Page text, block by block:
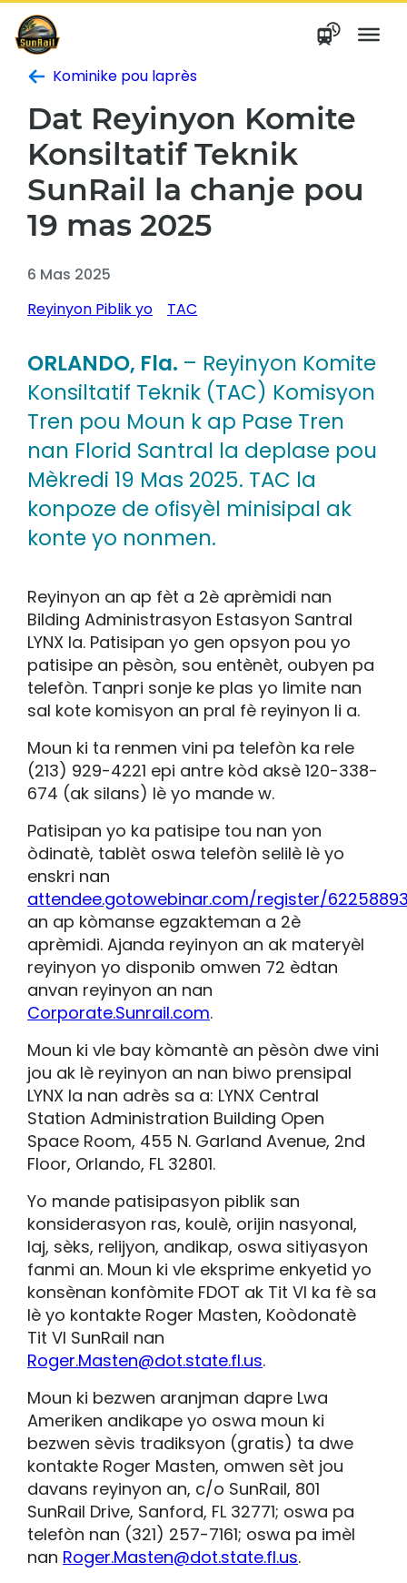
Ale
nan
kontni
Kominike pou laprès
Dat Reyinyon Komite
Konsiltatif Teknik
SunRail la chanje pou
19 mas 2025
6 Mas 2025
Reyinyon Piblik yo
TAC
ORLANDO, Fla. – Reyinyon Komite
Konsiltatif Teknik (TAC) Komisyon
Tren pou Moun k ap Pase Tren
nan Florid Santral la deplase pou
Mèkredi 19 Mas 2025. TAC la
konpoze de ofisyèl minisipal ak
konte yo nonmen.
Reyinyon an ap fèt a 2è aprèmidi nan
Bilding Administrasyon Estasyon Santral
LYNX la. Patisipan yo gen opsyon pou yo
patisipe an pèsòn, sou entènèt, oubyen pa
telefòn. Tanpri sonje ke plas yo limite nan
sal kote komisyon an pral fè reyinyon li a.
Moun ki ta renmen vini pa telefòn ka rele
(213) 929-4221 epi antre kòd aksè 120-338-
674 (ak silans) lè yo mande w.
Patisipan yo ka patisipe tou nan yon
òdinatè, tablèt oswa telefòn selilè lè yo
enskri nan
attendee.gotowebinar.com/register/
an ap kòmanse egzakteman a 2è
aprèmidi. Ajanda reyinyon an ak materyèl
reyinyon yo disponib omwen 72 èdtan
anvan reyinyon an nan
Corporate.Sunrail.com.
Moun ki vle bay kòmantè an pèsòn dwe vini
jou ak lè reyinyon an nan biwo prensipal
LYNX la nan adrès sa a: LYNX Central
Station Administration Building Open
Space Room, 455 N. Garland Avenue, 2nd
Floor, Orlando, FL 32801.
Yo mande patisipasyon piblik san
konsiderasyon ras, koulè, orijin nasyonal,
laj, sèks, relijyon, andikap, oswa sitiyasyon
fanmi an. Moun ki vle eksprime enkyetid yo
konsènan konfòmite FDOT ak Tit VI ka fè sa
lè yo kontakte Roger Masten, Koòdonatè
Tit VI SunRail nan
Roger.Masten@dot.state.fl.us.
Moun ki bezwen aranjman dapre Lwa
Ameriken andikape yo oswa moun ki
bezwen sèvis tradiksyon (gratis) ta dwe
kontakte Roger Masten, omwen sèt jou
davans reyinyon an, c/o SunRail, 801
SunRail Drive, Sanford, FL 32771; oswa pa
telefòn nan (321) 257-7161; oswa pa imèl
nan Roger.Masten@dot.state.fl.us.